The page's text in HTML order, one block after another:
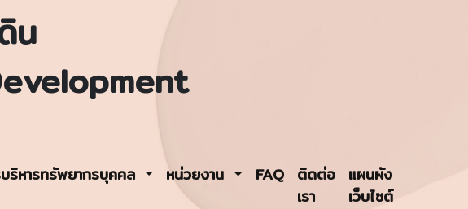
น
ริหารทรัพยากรบุคคล หน่วยงาน FAQ ติดต่อ
เรา
แผนผัง
เว็บไซต์